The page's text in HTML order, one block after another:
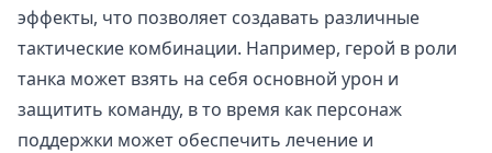
эффекты, что позволяет создавать различные
тактические комбинации. Например, герой в роли
танка может взять на себя основной урон и
защитить команду, в то время как персонаж
поддержки может обеспечить лечение и